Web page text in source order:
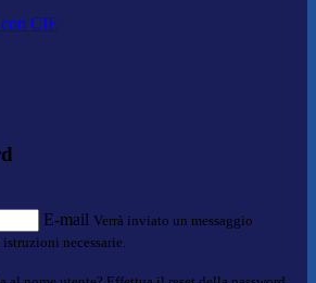
CIE
E-mail Verrà inviato un messaggio
necessarie.